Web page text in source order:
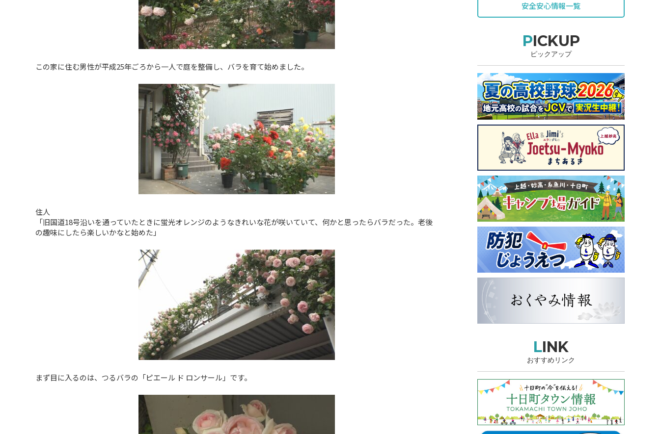
この家に住む男性が平成25年ごろから一人で庭を整備し、バラを育て始めました。
住人
「旧国道18号沿いを通っていたときに蛍光オレンジのようなきれいな花が咲いていて、何かと思ったらバラだった。老後
の趣味にしたら楽しいかなと始めた」
まず目に入るのは、つるバラの「ピエール ド ロンサール」です。
安全安心情報一覧
PICKUP
ピックアップ
LINK
おすすめリンク